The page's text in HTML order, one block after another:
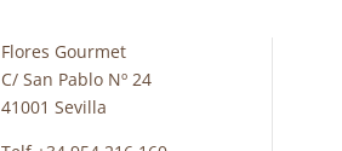
Flores Gourmet
C/ San Pablo Nº 24
41001 Sevilla